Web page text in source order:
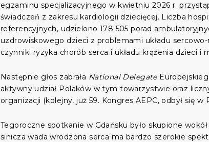
egzaminu specjalizacyjnego w kwietniu 2026 r.
świadczeń z zakresu kardiologii dziecięcej. Liczba
referencyjnych, udzielono 178 505 porad
uzdrowiskowego dzieci z problemami układu
czynniki ryzyka chorób serca i układu krążenia dzieci i
Następnie głos zabrała National Delegate
aktywny udział Polaków w tym towarzystwie oraz
organizacji (kolejny, już 59. Kongres AEPC, odbył się w
Tegoroczne spotkanie w Gdańsku było skupione
sinicza wada wrodzona serca ma bardzo szerokie